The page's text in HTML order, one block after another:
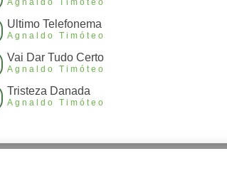
Agnaldo Timóteo
Ultimo Telefonema
Agnaldo Timóteo
Vai Dar Tudo Certo
Agnaldo Timóteo
Tristeza Danada
Agnaldo Timóteo